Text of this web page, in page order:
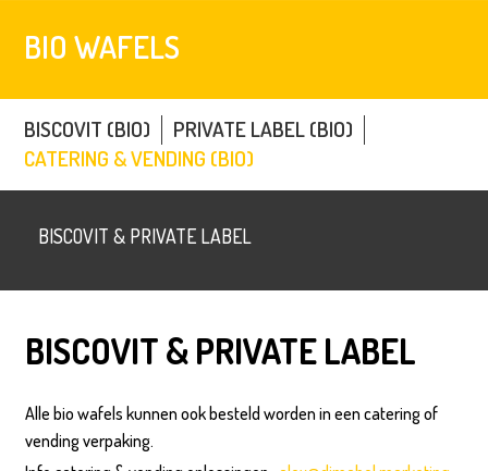
BIO WAFELS
BISCOVIT (BIO)
PRIVATE LABEL (BIO)
CATERING & VENDING (BIO)
BISCOVIT & PRIVATE LABEL
BISCOVIT & PRIVATE LABEL
Alle bio wafels kunnen ook besteld worden in een catering of
vending verpaking.